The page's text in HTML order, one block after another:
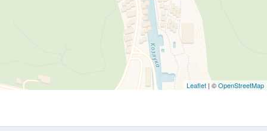
Leaflet | ©OpenStreetMap